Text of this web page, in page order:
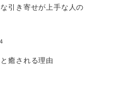
引き寄せが上手な人の
癒される理由